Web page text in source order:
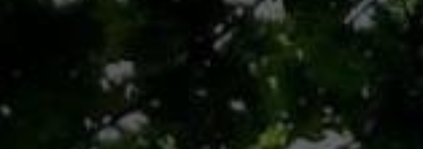
Zorgzame Bedrijven